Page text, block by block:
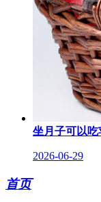
坐月子可以
2026-06-29
首页